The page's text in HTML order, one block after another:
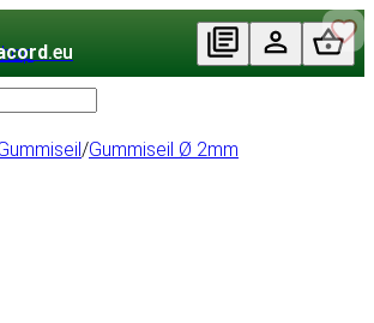
.eu
/Gummiseil Ø 2mm